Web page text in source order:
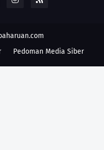
Pedoman Media Siber